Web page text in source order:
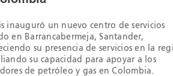
inauguró un nuevo centro de servicios
en Barrancabermeja, Santander,
su presencia de servicios en la
su capacidad para apoyar a los
de petróleo y gas en Colombia.